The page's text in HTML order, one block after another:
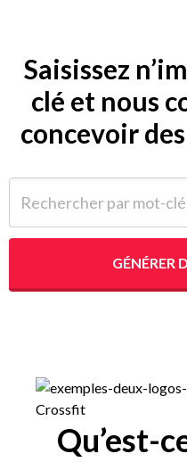
Saisissez
clé et nous
concevoir
GÉNÉRER
Qu’est-